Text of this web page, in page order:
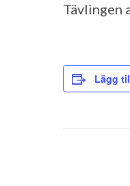
Tävlingen
Lägg